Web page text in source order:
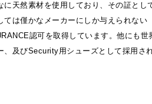
に天然素材を使用しており、その証とし
ては僅かなメーカーにしか与えられない
認可を取得しています。他にも世
、及びSecurity用シューズとして採用さ